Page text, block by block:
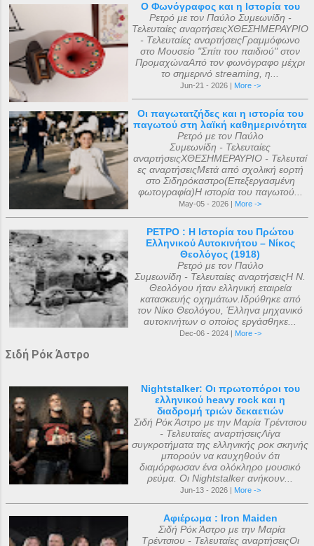
Ο Φωνόγραφος και η Ιστορία του
Ρετρό με τον Παύλο Συμεωνίδη -
Τελευταίες αναρτήσειςΧΘΕΣΗΜΕΡΑΥΡΙΟ
- Τελευταίες αναρτήσειςΓραμμόφωνο
στο Μουσείο "Σπίτι του παιδιού" στον
ΠρομαχώναΑπό τον φωνόγραφο μέχρι
το σημερινό streaming, η...
Jun-21 - 2026 | More ->
Οι παγωτατζήδες και η ιστορία του
παγωτού στη λαϊκή καθημερινότητα
Ρετρό με τον Παύλο
Συμεωνίδη - Τελευταίες
αναρτήσειςΧΘΕΣΗΜΕΡΑΥΡΙΟ - Τελευταί
ες αναρτήσειςΜετά από σχολική εορτή
στο Σιδηρόκαστρο(Επεξεργασμένη
φωτογραφία)Η ιστορία του παγωτού...
May-05 - 2026 | More ->
ΡΕΤΡΟ : Η Ιστορία του Πρώτου
Ελληνικού Αυτοκινήτου – Νίκος
Θεολόγος (1918)
Ρετρό με τον Παύλο
Συμεωνίδη - Τελευταίες αναρτήσειςΗ Ν.
Θεολόγου ήταν ελληνική εταιρεία
κατασκευής οχημάτων.Ιδρύθηκε από
τον Νίκο Θεολόγου, Έλληνα μηχανικό
αυτοκινήτων ο οποίος εργάσθηκε...
Dec-06 - 2024 | More ->
Σιδή Ρόκ Άστρο
Nightstalker: Οι πρωτοπόροι του
ελληνικού heavy rock και η
διαδρομή τριών δεκαετιών
Σιδή Ρόκ Άστρο με την Μαρία Τρέντσιου
- Τελευταίες αναρτήσειςΛίγα
συγκροτήματα της ελληνικής ροκ σκηνής
μπορούν να καυχηθούν ότι
διαμόρφωσαν ένα ολόκληρο μουσικό
ρεύμα. Οι Nightstalker ανήκουν...
Jun-13 - 2026 | More ->
Αφιέρωμα : Iron Maiden
Σιδή Ρόκ Άστρο με την Μαρία
Τρέντσιου - Τελευταίες αναρτήσειςΟι